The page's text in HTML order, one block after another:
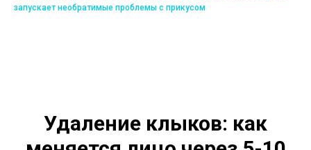
запускает необратимые проблемы с прикусом
Удаление клыков: как